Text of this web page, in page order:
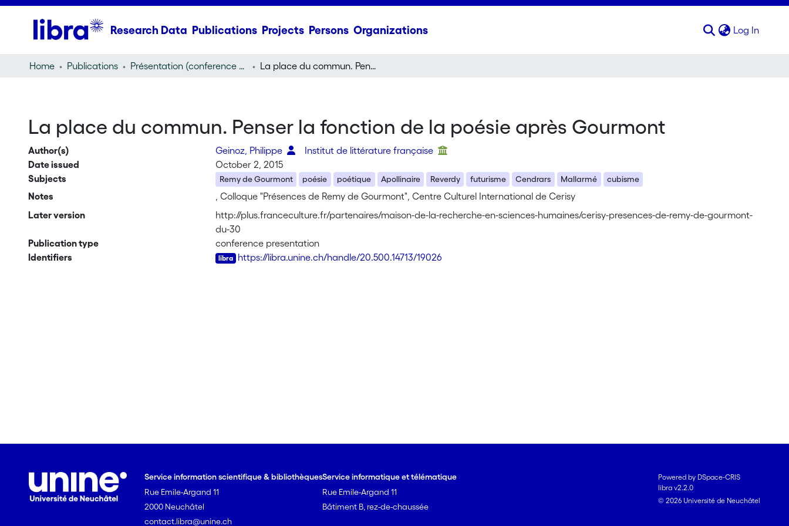
Research Data Publications Projects Persons Organizations Log In
Home Publications Présentation (conference presentation) La place du commun. Penser la fonction de la poésie après Gourmont
La place du commun. Penser la fonction de la poésie après Gourmont
Author(s) Geinoz, Philippe
Institut de littérature française
Date issued
October 2, 2015
Subjects
Remy de Gourmont poésie poétique Apollinaire Reverdy futurisme Cendrars Mallarmé cubisme
Notes
, Colloque "Présences de Remy de Gourmont", Centre Culturel International de Cerisy
Later version
http://plus.franceculture.fr/partenaires/maison-de-la-recherche-en-sciences-humaines/cerisy-presences-de-remy-de-gourmont-
du-30
Publication type
conference presentation
Identifiers
https://libra.unine.ch/handle/20.500.14713/19026
Service information scientifique & bibliothèques
Rue Emile-Argand 11
2000 Neuchâtel
contact.libra@unine.ch
Service informatique et télématique
Rue Emile-Argand 11
Bâtiment B, rez-de-chaussée
Powered by DSpace-CRIS
libra v2.2.0
© 2026 Université de Neuchâtel